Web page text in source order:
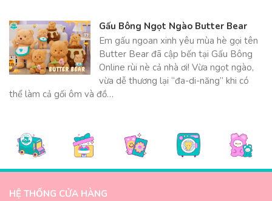
Gấu Bông Ngọt Ngào Butter Bear
Em gấu ngoan xinh yêu mùa hè gọi tên
Butter Bear đã cập bến tại Gấu Bông
Online rùi nè cả nhà ơi! Vừa ngọt ngào,
vừa dễ thương lại “đa-di-năng” khi có
thể làm cả gối ôm và đồ…
HỆ THỐNG CỬA HÀNG